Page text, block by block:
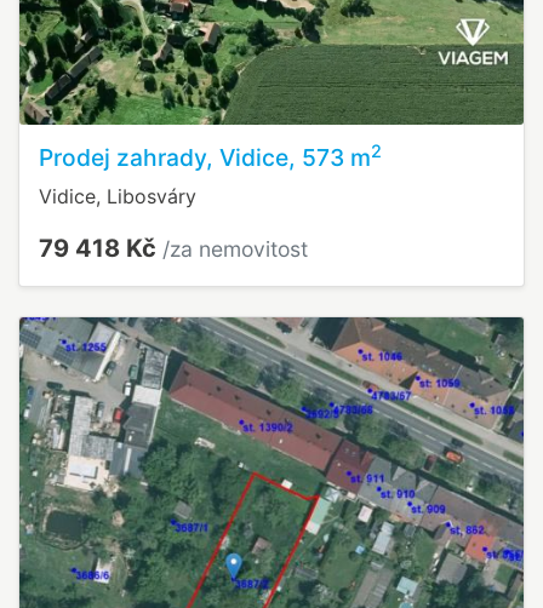
Prodej zahrady, Vidice, 573 m2
Vidice, Libosváry
79 418 Kč /za nemovitost